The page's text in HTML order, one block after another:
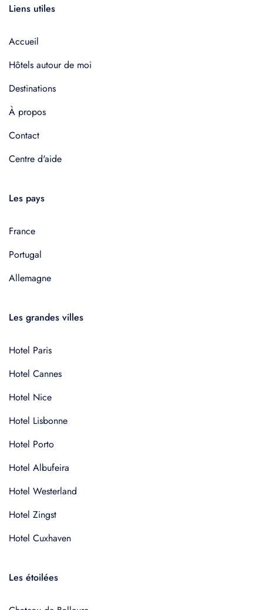
Liens utiles
Accueil
Hôtels autour de moi
Destinations
À propos
Contact
Centre d'aide
Les pays
France
Portugal
Allemagne
Les grandes villes
Hotel Paris
Hotel Cannes
Hotel Nice
Hotel Lisbonne
Hotel Porto
Hotel Albufeira
Hotel Westerland
Hotel Zingst
Hotel Cuxhaven
Les étoilées